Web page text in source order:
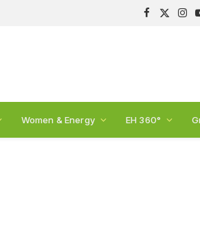
Facebook
X
Women & Energy EH 360°